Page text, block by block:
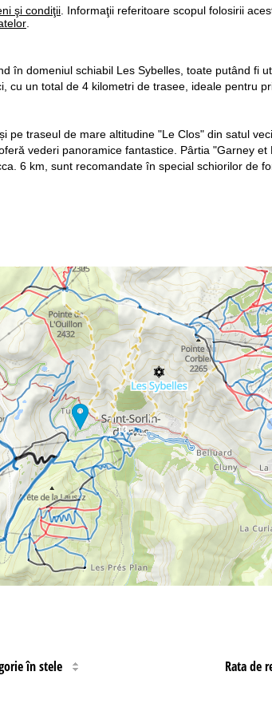
şi condiţii . Informaţii referitoare scopul folosirii
Asistenţă
în domeniul schiabil Les Sybelles, toate putând fi
cu un total de 4 kilometri de trasee, ideale pentru
traseul de mare altitudine "Le Clos" din satul
vederi panoramice fantastice. Pârtia "Garney
6 km, sunt recomandate în special schiorilor de
13
în stele Rata de